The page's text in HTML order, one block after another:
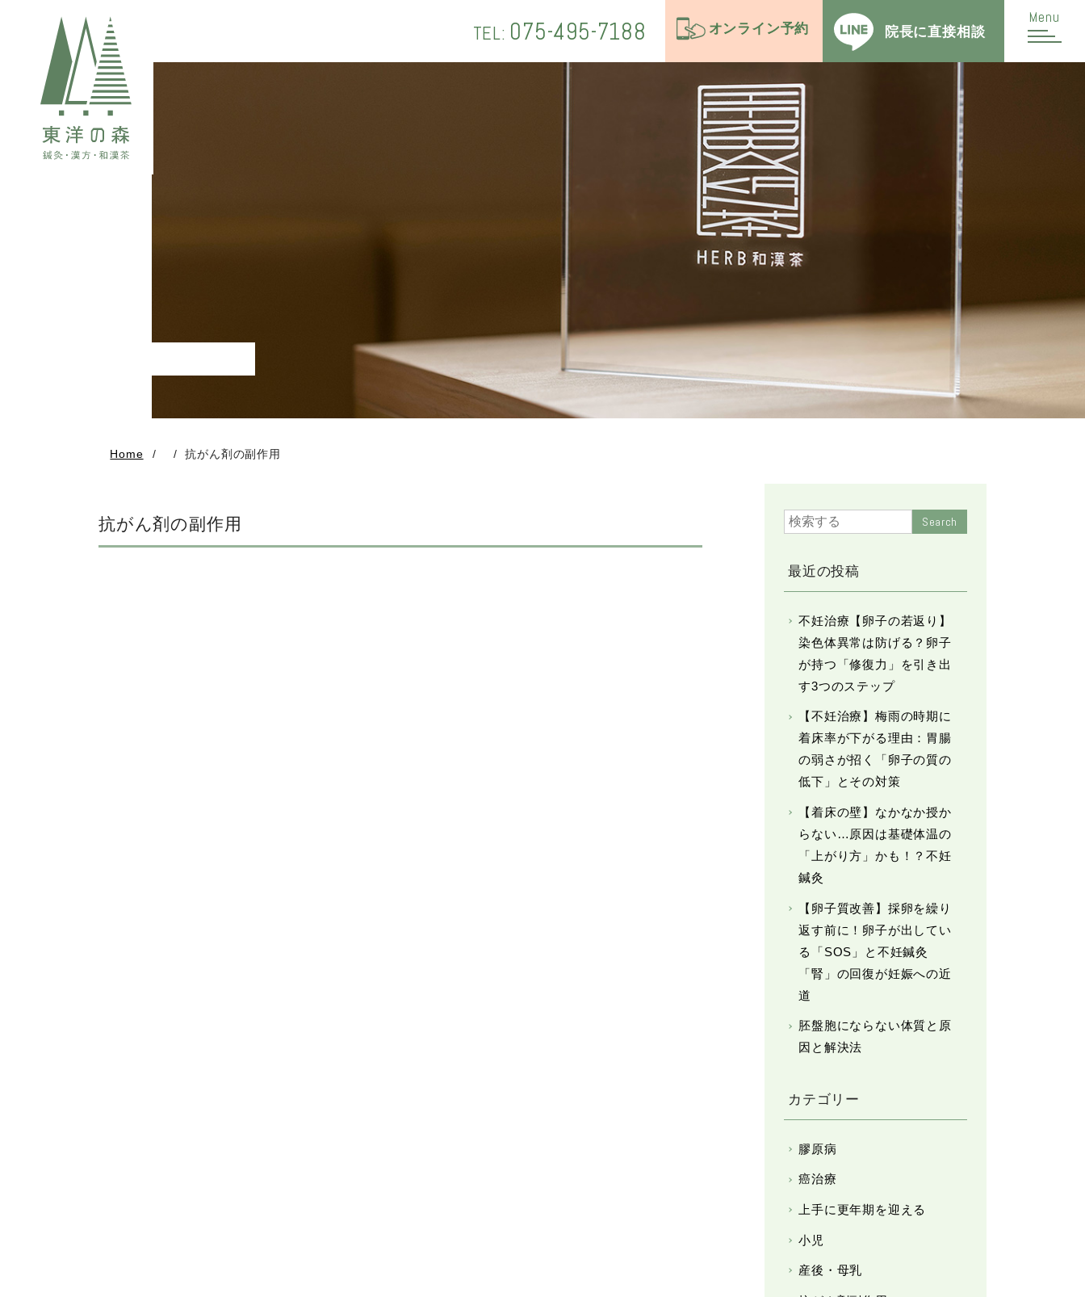
TEL: 075-495-7188 オンライン予約 院長に直接相談
Menu
Home 抗がん剤の副作用
抗がん剤の副作用 Search
最近の投稿
不妊治療【卵子の若返り】
染色体異常は防げる？卵子
が持つ「修復力」を引き出
す3つのステップ
【不妊治療】梅雨の時期に
着床率が下がる理由：胃腸
の弱さが招く「卵子の質の
低下」とその対策
【着床の壁】なかなか授か
らない…原因は基礎体温の
「上がり方」かも！？不妊
鍼灸
【卵子質改善】採卵を繰り
返す前に！卵子が出してい
る「SOS」と不妊鍼灸
「腎」の回復が妊娠への近
道
胚盤胞にならない体質と原
因と解決法
カテゴリー
膠原病
癌治療
上手に更年期を迎える
小児
産後・母乳